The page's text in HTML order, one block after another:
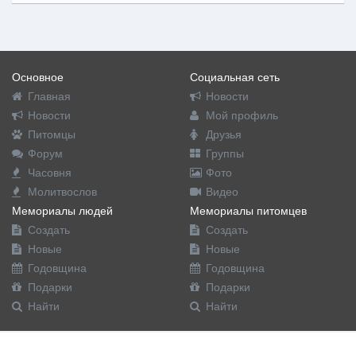
Основное
Главная
Новости
Питомцы
Форум
Часовня
Молитвослов
Социальная сеть
Новости
Мой профиль
Друзья
Группы
Фото
Видео
Мемориалы людей
Создать
Новые
Годовщина
Подарки
Найти
Мемориалы питомцев
Создать
Новые
Годовщина
Подарки
Найти